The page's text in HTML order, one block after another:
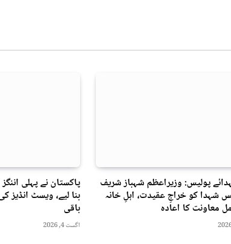
پولیس: وزیراعظم شہباز شریف
شہدا کو خراجِ عقیدت، اہلِ خانہ
معاونت کا اعادہ باقی
اگست 4, 2026